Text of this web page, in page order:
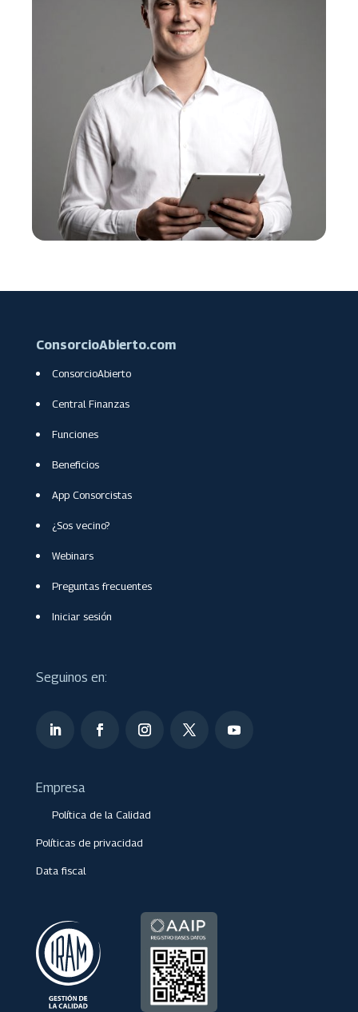
ConsorcioAbierto.com
ConsorcioAbierto
Central Finanzas
Funciones
Beneficios
App Consorcistas
¿Sos vecino?
Webinars
Preguntas frecuentes
Iniciar sesión
Seguinos en:
Empresa
Política de la Calidad
Políticas de privacidad
Data fiscal